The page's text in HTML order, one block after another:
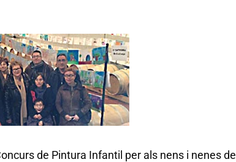
de Pintura Infantil per als nens i nenes de